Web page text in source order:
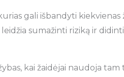
gali išbandyti kiekvienas
sumažinti riziką ir
kai žaidėjai naudoja